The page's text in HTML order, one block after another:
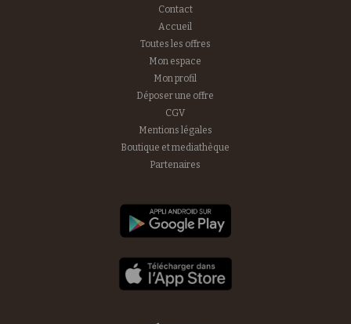
Contact
Accueil
Toutes les offres
Mon espace
Mon profil
Déposer une offre
CGV
Mentions légales
Boutique et mediathèque
Partenaires